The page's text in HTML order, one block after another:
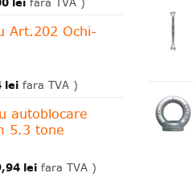
fara TVA )
Art.202 Ochi-
lei fara TVA )
autoblocare
5.3 tone
lei fara TVA )